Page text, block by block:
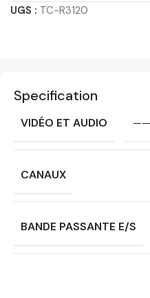
UGS : TC-R3120
Specification
VIDÉO ET AUDIO
CANAUX
BANDE PASSANTE E/S